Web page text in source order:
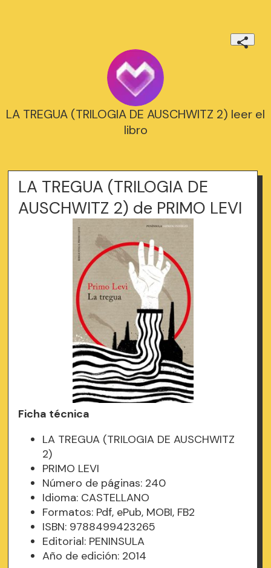
LA TREGUA (TRILOGIA DE AUSCHWITZ 2) leer el
libro
LA TREGUA (TRILOGIA DE
AUSCHWITZ 2) de PRIMO LEVI
Ficha técnica
LA TREGUA (TRILOGIA DE AUSCHWITZ
2)
PRIMO LEVI
Número de páginas: 240
Idioma: CASTELLANO
Formatos: Pdf, ePub, MOBI, FB2
ISBN: 9788499423265
Editorial: PENINSULA
Año de edición: 2014